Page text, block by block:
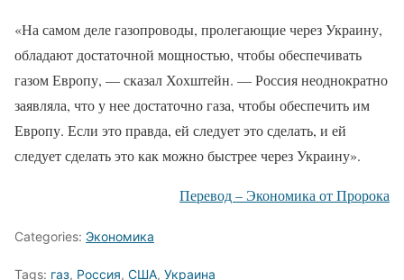
«На самом деле газопроводы, пролегающие через Украину,
обладают достаточной мощностью, чтобы обеспечивать
газом Европу, — сказал Хохштейн. — Россия неоднократно
заявляла, что у нее достаточно газа, чтобы обеспечить им
Европу. Если это правда, ей следует это сделать, и ей
следует сделать это как можно быстрее через Украину».
Перевод – Экономика от Пророка
Categories: Экономика
Tags: газ, Россия, США, Украина